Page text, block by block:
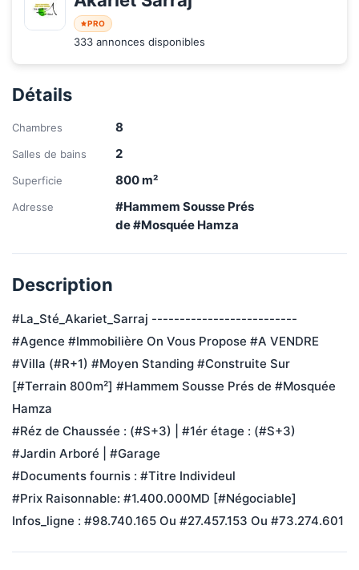
PRO
333 annonces disponibles
Détails
Chambres 8
Salles de bains 2
Superficie 800m²
Adresse
#Hammem Sousse Prés
de #Mosquée Hamza
Description
#La_Sté_Akariet_Sarraj --------------------------
#Agence #Immobilière On Vous Propose #A VENDRE
#Villa (#R+1) #Moyen Standing #Construite Sur
[#Terrain 800m²] #Hammem Sousse Prés de #Mosquée
Hamza
#Réz de Chaussée : (#S+3) | #1ér étage : (#S+3)
#Jardin Arboré | #Garage
#Documents fournis : #Titre Individeul
#Prix Raisonnable: #1.400.000MD [#Négociable]
Infos_ligne : #98.740.165 Ou #27.457.153 Ou #73.274.601